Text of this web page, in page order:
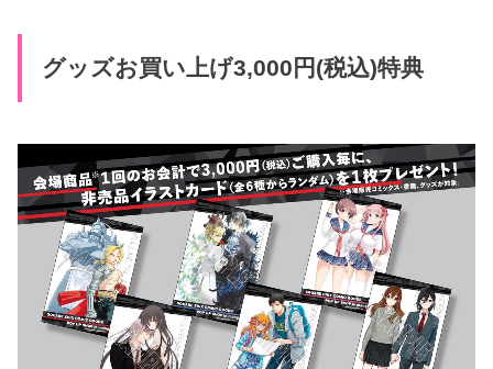
グッズお買い上げ3,000円(税込)特典